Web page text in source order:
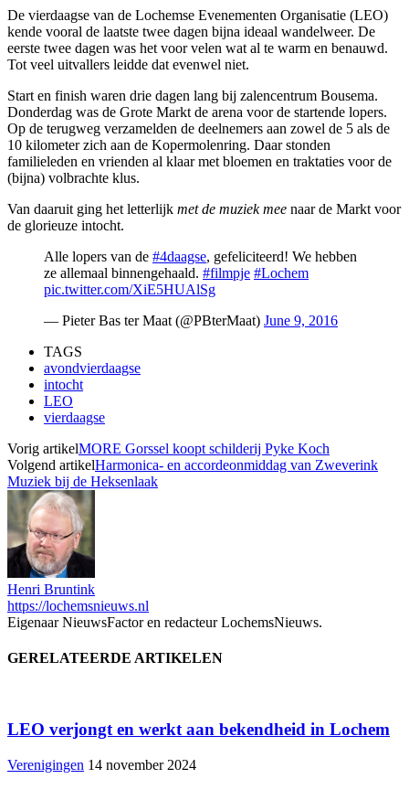
De vierdaagse van de Lochemse Evenementen Organisatie (LEO)
kende vooral de laatste twee dagen bijna ideaal wandelweer. De
eerste twee dagen was het voor velen wat al te warm en benauwd.
Tot veel uitvallers leidde dat evenwel niet.
Start en finish waren drie dagen lang bij zalencentrum Bousema.
Donderdag was de Grote Markt de arena voor de startende lopers.
Op de terugweg verzamelden de deelnemers aan zowel de 5 als de
10 kilometer zich aan de Kopermolenring. Daar stonden
familieleden en vrienden al klaar met bloemen en traktaties voor de
(bijna) volbrachte klus.
Van daaruit ging het letterlijk met de muziek mee naar de Markt voor
de glorieuze intocht.
Alle lopers van de #4daagse, gefeliciteerd! We hebben
ze allemaal binnengehaald. #filmpje #Lochem
pic.twitter.com/XiE5HUAlSg
— Pieter Bas ter Maat (@PBterMaat) June 9, 2016
TAGS
avondvierdaagse
intocht
LEO
vierdaagse
Vorig artikelMORE Gorssel koopt schilderij Pyke Koch
Volgend artikelHarmonica- en accordeonmiddag van Zweverink
Muziek bij de Heksenlaak
Henri Bruntink
https://lochemsnieuws.nl
Eigenaar NieuwsFactor en redacteur LochemsNieuws.
GERELATEERDE ARTIKELEN
LEO verjongt en werkt aan bekendheid in Lochem
Verenigingen 14 november 2024